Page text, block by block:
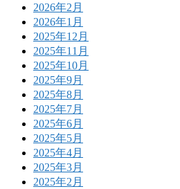
2026年2月
2026年1月
2025年12月
2025年11月
2025年10月
2025年9月
2025年8月
2025年7月
2025年6月
2025年5月
2025年4月
2025年3月
2025年2月